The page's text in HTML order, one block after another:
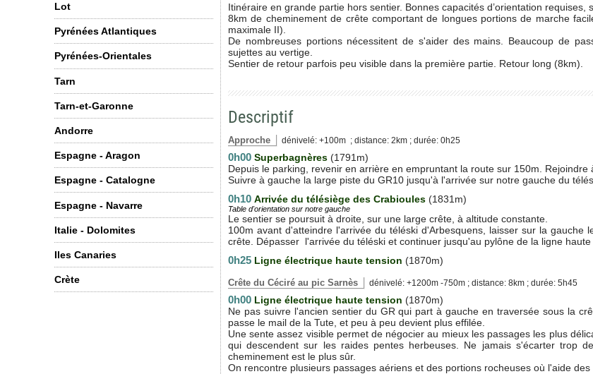
Lot
Pyrénées Atlantiques
Pyrénées-Orientales
Tarn
Tarn-et-Garonne
Andorre
Espagne - Aragon
Espagne - Catalogne
Espagne - Navarre
Italie - Dolomites
Iles Canaries
Crète
Itinéraire en grande partie hors sentier. Bonnes capacités d’orientation
8km de cheminement de crête comportant de longues portions de marche
maximale II).
De nombreuses portions nécessitent de s'aider des mains. Beaucoup de
sujettes au vertige.
Sentier de retour parfois peu visible dans la première partie. Retour long (8km).
Descriptif
Approche dénivelé: +100m ; distance: 2km ; durée: 0h25
0h00 Superbagnères (1791m)
Depuis le parking, revenir en arrière en empruntant la route sur 150m.
Suivre à gauche la large piste du GR10 jusqu'à l'arrivée sur notre gauche du
0h10 Arrivée du télésiège des Crabioules (1831m)
Table d'orientation sur notre gauche
Le sentier se poursuit à droite, sur une large crête, à altitude constante.
100m avant d'atteindre l'arrivée du téléski d'Arbesquens, laisser sur la
crête. Dépasser l'arrivée du téléski et continuer jusqu'au pylône de la ligne haute
0h25 Ligne électrique haute tension (1870m)
Crête du Céciré au pic Sarnès dénivelé: +1200m -750m ; distance: 8km ; durée: 5h45
0h00 Ligne électrique haute tension (1870m)
Ne pas suivre l'ancien sentier du GR qui part à gauche en traversée sous la
passe le mail de la Tute, et peu à peu devient plus effilée.
Une sente assez visible permet de négocier au mieux les passages les plus
qui descendent sur les raides pentes herbeuses. Ne jamais s'écarter
cheminement est le plus sûr.
On rencontre plusieurs passages aériens et des portions rocheuses où l'aide